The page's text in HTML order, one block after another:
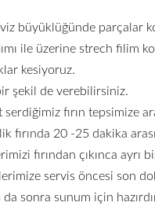
büyüklüğünde parçalar
ile üzerine strech filim
kesiyoruz.
şekil de verebilirsiniz.
serdiğimiz fırın tepsimize
fırında 20 -25 dakika
fırından çıkınca ayrı
servis öncesi son
sonra sunum için